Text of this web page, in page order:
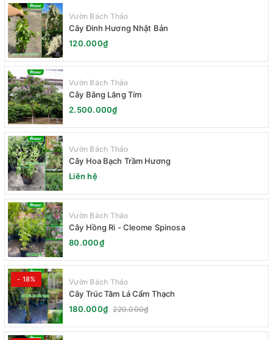
Vườn Bách Thảo
Cây Đinh Hương Nhật Bản
120.000₫
Vườn Bách Thảo
Cây Bằng Lăng Tím
2.500.000₫
Vườn Bách Thảo
Cây Hoa Bạch Trầm Hương
Liên hệ
Vườn Bách Thảo
Cây Hồng Ri - Cleome Spinosa
80.000₫
- 18% Vườn Bách Thảo
Cây Trúc Tăm Lá Cẩm Thạch
180.000₫ 220.000₫